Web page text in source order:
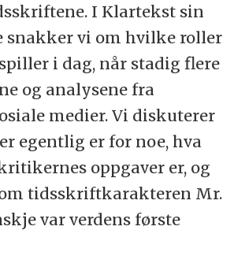
I Klartekst sin
snakker vi om hvilke roller
i dag, når stadig flere
og analysene fra
medier. Vi diskuterer
egentlig er for noe, hva
oppgaver er, og
tidsskriftkarakteren Mr.
var verdens første